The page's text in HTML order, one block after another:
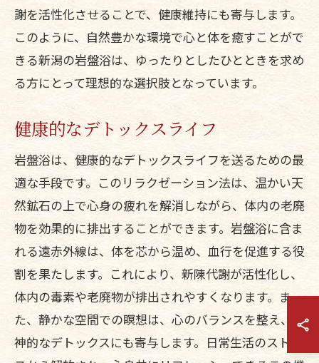
謝を活性化させることで、健康維持にも寄与します。
このように、自然豊かな環境で心と体を癒すことがで
きる新潟の岩盤浴は、ゆったりとしたひとときを求め
る方にとって理想的な選択肢となっています。
健康的なデトックスライフ
岩盤浴は、健康的なデトックスライフを送るための最
適な手段です。このリラクゼーション法は、温かい天
然鉱石の上で心身の疲れを解消しながら、体内の老廃
物を効果的に排出することができます。岩盤浴に含ま
れる遠赤外線は、体を芯から温め、血行を促進する役
割を果たします。これにより、新陳代謝が活性化し、
体内の毒素や老廃物が排出されやすくなります。ま
た、静かな空間での瞑想は、心のバランスを整え、精
神的なデトックスにも寄与します。日常生活のストレ